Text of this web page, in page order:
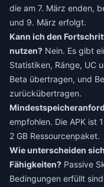
die am 7. März enden,
und 9. März erfolgt.
Kann ich den
nutzen? Nein. Es gibt
Statistiken, Ränge, UC
Beta übertragen, und
zurückübertragen.
empfohlen. Die APK ist
2 GB Ressourcenpaket.
Wie unterscheiden
Fähigkeiten? Passive
Bedingungen erfüllt